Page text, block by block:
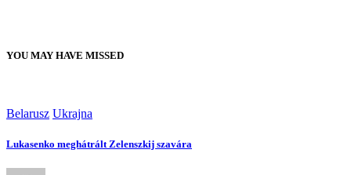
YOU MAY HAVE MISSED
Belarusz Ukrajna
Lukasenko meghátrált Zelenszkij szavára